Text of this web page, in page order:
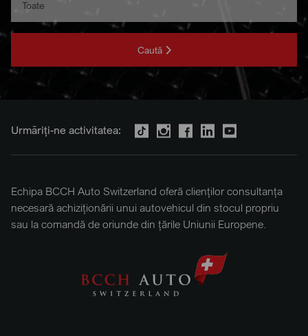
Caută
Urmăriți-ne activitatea:
Echipa BCCH Auto Switzerland oferă clienților consultanța
necesară achiziționării unui autovehicul din stocul propriu
sau la comandă de oriunde din țările Uniunii Europene.